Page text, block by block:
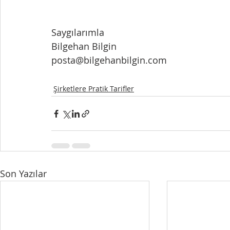
Saygılarımla
Bilgehan Bilgin
posta@bilgehanbilgin.com
Şirketlere Pratik Tarifler
Son Yazılar